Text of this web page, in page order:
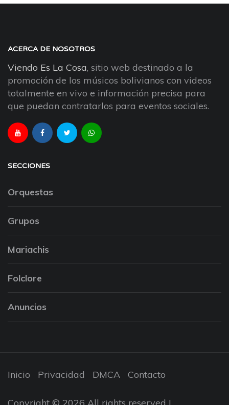
ACERCA DE NOSOTROS
Viendo Es La Cosa, sitio web destinado a la
promoción de los músicos bolivianos con videos
totalmente en vivo e información precisa para
que puedan contratarlos para eventos sociales.
SECCIONES
Orquestas
Grupos
Mariachis
Folclore
Anuncios
Inicio Privacidad DMCA Contacto